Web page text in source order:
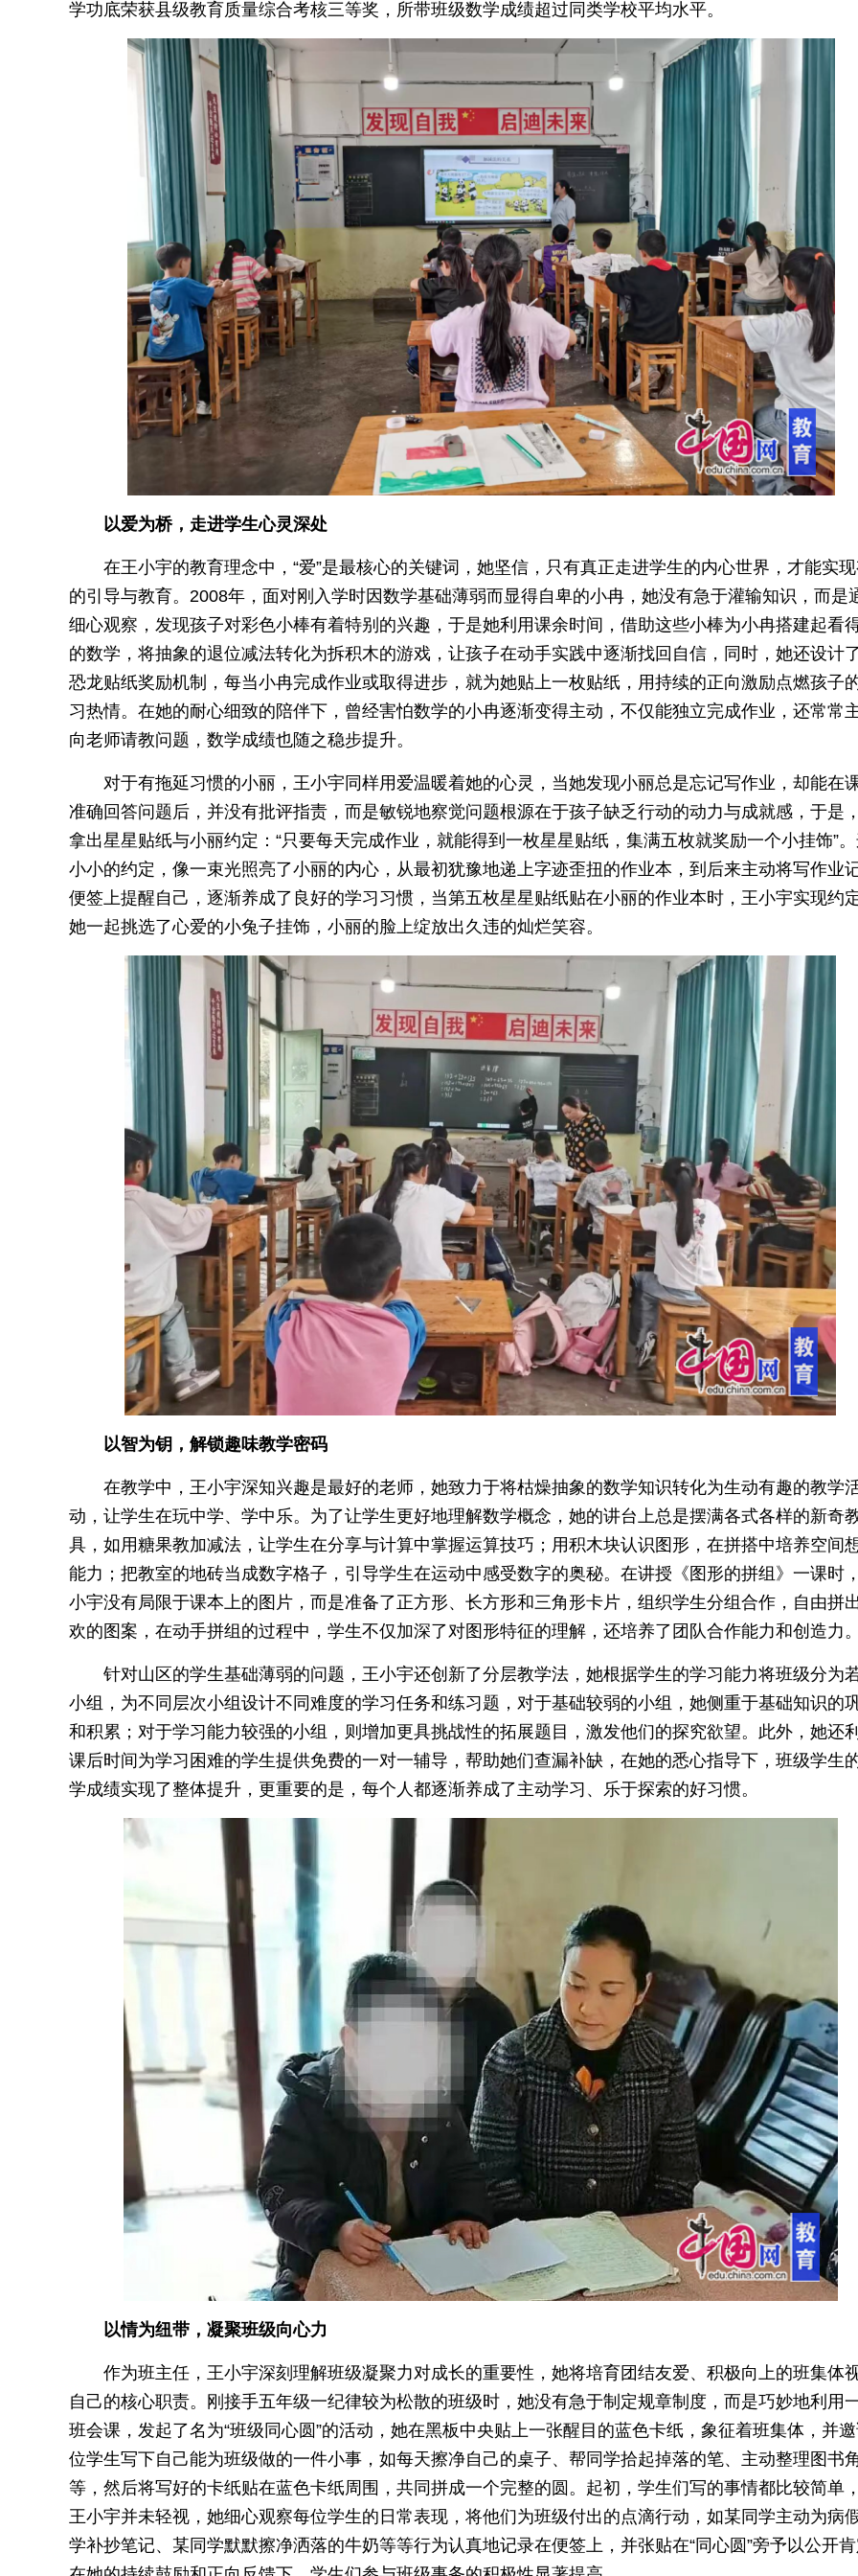
学功底荣获县级教育质量综合考核三等奖，所带班级数学成绩超过同类学校平均水平。
以爱为桥，走进学生心灵深处
在王小宇的教育理念中，“爱”是最核心的关键词，她坚信，只有真正走进学生的内心世界，才能实
的引导与教育。2008年，面对刚入学时因数学基础薄弱而显得自卑的小冉，她没有急于灌输知识，而是
细心观察，发现孩子对彩色小棒有着特别的兴趣，于是她利用课余时间，借助这些小棒为小冉搭建起看
的数学，将抽象的退位减法转化为拆积木的游戏，让孩子在动手实践中逐渐找回自信，同时，她还设计
恐龙贴纸奖励机制，每当小冉完成作业或取得进步，就为她贴上一枚贴纸，用持续的正向激励点燃孩子
习热情。在她的耐心细致的陪伴下，曾经害怕数学的小冉逐渐变得主动，不仅能独立完成作业，还常常
向老师请教问题，数学成绩也随之稳步提升。
对于有拖延习惯的小丽，王小宇同样用爱温暖着她的心灵，当她发现小丽总是忘记写作业，却能在
准确回答问题后，并没有批评指责，而是敏锐地察觉问题根源在于孩子缺乏行动的动力与成就感，于是
拿出星星贴纸与小丽约定：“只要每天完成作业，就能得到一枚星星贴纸，集满五枚就奖励一个小挂饰”
小小的约定，像一束光照亮了小丽的内心，从最初犹豫地递上字迹歪扭的作业本，到后来主动将写作业
便签上提醒自己，逐渐养成了良好的学习习惯，当第五枚星星贴纸贴在小丽的作业本时，王小宇实现约
她一起挑选了心爱的小兔子挂饰，小丽的脸上绽放出久违的灿烂笑容。
以智为钥，解锁趣味教学密码
在教学中，王小宇深知兴趣是最好的老师，她致力于将枯燥抽象的数学知识转化为生动有趣的教学
动，让学生在玩中学、学中乐。为了让学生更好地理解数学概念，她的讲台上总是摆满各式各样的新奇
具，如用糖果教加减法，让学生在分享与计算中掌握运算技巧；用积木块认识图形，在拼搭中培养空间
能力；把教室的地砖当成数字格子，引导学生在运动中感受数字的奥秘。在讲授《图形的拼组》一课时
小宇没有局限于课本上的图片，而是准备了正方形、长方形和三角形卡片，组织学生分组合作，自由拼
欢的图案，在动手拼组的过程中，学生不仅加深了对图形特征的理解，还培养了团队合作能力和创造力。
针对山区的学生基础薄弱的问题，王小宇还创新了分层教学法，她根据学生的学习能力将班级分为
小组，为不同层次小组设计不同难度的学习任务和练习题，对于基础较弱的小组，她侧重于基础知识的
和积累；对于学习能力较强的小组，则增加更具挑战性的拓展题目，激发他们的探究欲望。此外，她还
课后时间为学习困难的学生提供免费的一对一辅导，帮助她们查漏补缺，在她的悉心指导下，班级学生
学成绩实现了整体提升，更重要的是，每个人都逐渐养成了主动学习、乐于探索的好习惯。
以情为纽带，凝聚班级向心力
作为班主任，王小宇深刻理解班级凝聚力对成长的重要性，她将培育团结友爱、积极向上的班集体
自己的核心职责。刚接手五年级一纪律较为松散的班级时，她没有急于制定规章制度，而是巧妙地利用
班会课，发起了名为“班级同心圆”的活动，她在黑板中央贴上一张醒目的蓝色卡纸，象征着班集体，并
位学生写下自己能为班级做的一件小事，如每天擦净自己的桌子、帮同学拾起掉落的笔、主动整理图书角
等，然后将写好的卡纸贴在蓝色卡纸周围，共同拼成一个完整的圆。起初，学生们写的事情都比较简单
王小宇并未轻视，她细心观察每位学生的日常表现，将他们为班级付出的点滴行动，如某同学主动为病
学补抄笔记、某同学默默擦净洒落的牛奶等等行为认真地记录在便签上，并张贴在“同心圆”旁予以公开肯